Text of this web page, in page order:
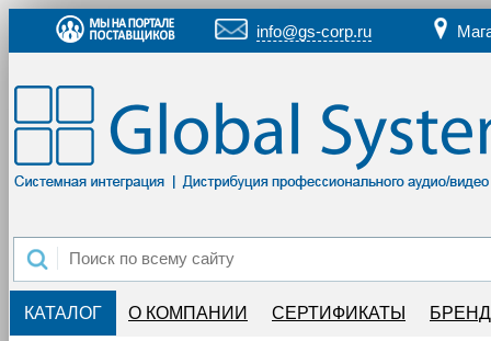
info@gs-corp.ru
КАТАЛОГ О КОМПАНИИ СЕРТИФИКАТЫ